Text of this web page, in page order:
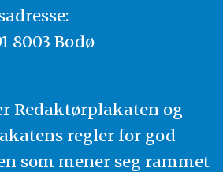
8003 Bodø
Redaktørplakaten og
regler for god
som mener seg rammet